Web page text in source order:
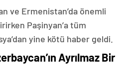
ve Ermenistan’da önemli
Paşinyan’a tüm
yine kötü haber geldi.
Ayrılmaz Bir